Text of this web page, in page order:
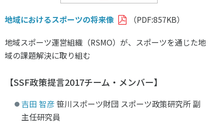
地域におけるスポーツの将来像
（PDF:857KB）
地域スポーツ運営組織（RSMO）が、スポーツを通じた地
域の課題解決に取り組む
【SSF政策提言2017チーム・メンバー】
吉田 智彦笹川スポーツ財団 スポーツ政策研究所 副
主任研究員